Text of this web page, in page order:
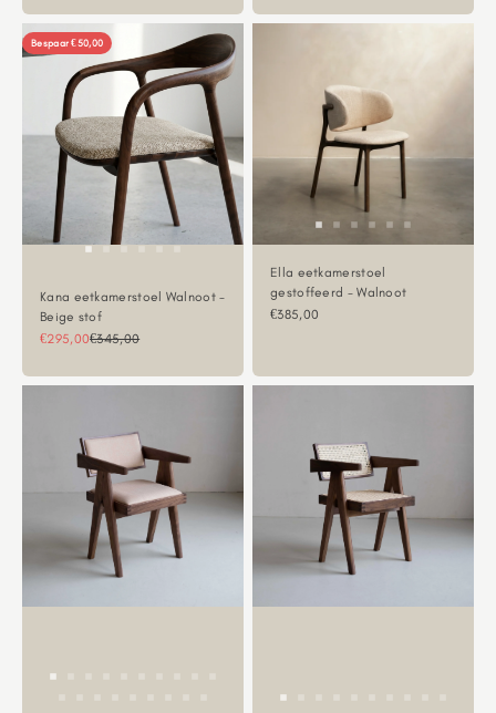
Bespaar €50,00
Kana eetkamerstoel Walnoot -
Beige stof
Aanbiedingsprijs
€295,00Normale prijs
€345,00
Ella eetkamerstoel
gestoffeerd - Walnoot
Aanbiedingsprijs
€385,00